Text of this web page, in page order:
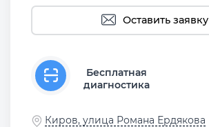
Оставить заявку
Бесплатная
диагностика
Киров, улица Романа Ердякова